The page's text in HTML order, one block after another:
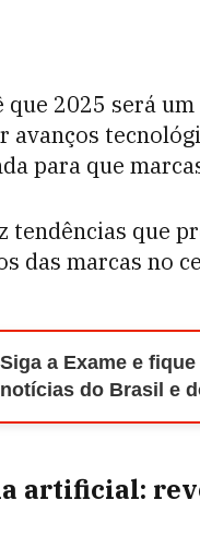
2025 será
para que
tendências que
das marcas no
Siga a Exame e
notícias do Brasil e
artificial: